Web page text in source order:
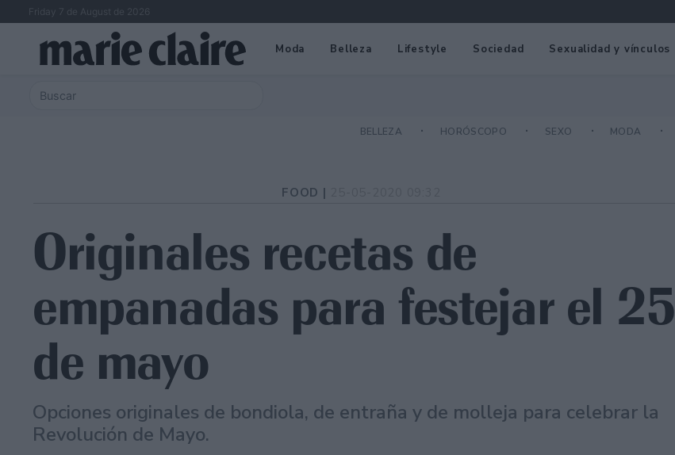
Friday 7 de August de 2026
Moda Belleza Lifestyle Sociedad Sexualidad y vínculos
BELLEZA HORÓSCOPO SEXO MODA
FOOD |
Originales recetas de
empanadas para festejar el 25
de mayo
Opciones originales de bondiola, de entraña y de molleja para celebrar la
Revolución de Mayo.